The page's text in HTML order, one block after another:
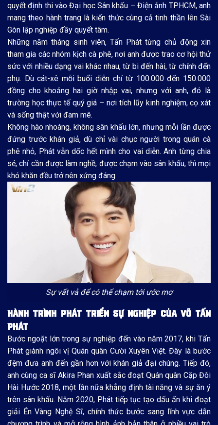
quyết định thi vào Đại học Sân khấu – Điện ảnh TP.HCM, anh
mang theo hành trang là kiến thức cùng cả tinh thần lên Sài
Gòn lập nghiệp đầy quyết tâm.
Những năm tháng sinh viên, Tấn Phát từng chủ động xin
tham gia các nhóm kịch cà phê, nơi anh được trao cơ hội thử
sức với nhiều dạng vai khác nhau, từ bi đến hài, từ chính đến
phụ. Dù cát-xê mỗi buổi diễn chỉ từ 100.000 đến 150.000
đồng cho khoảng hai giờ nhập vai, nhưng với anh, đó là
trường học thực tế quý giá – nơi tích lũy kinh nghiệm, cọ xát
và sống thật với đam mê.
Không hào nhoáng, không sân khấu lớn, nhưng mỗi lần được
đứng trước khán giả, dù chỉ vài chục người trong quán cà
phê nhỏ, Phát vẫn dốc hết mình cho vai diễn. Anh từng chia
sẻ, chỉ cần được làm nghề, được chạm vào sân khấu, thì mọi
khó khăn đều trở nên xứng đáng.
Sự vất vả để có thể chạm tới ước mơ
HÀNH TRÌNH PHÁT TRIỂN SỰ NGHIỆP CỦA VÕ TẤN
PHÁT
Bước ngoặt lớn trong sự nghiệp đến vào năm 2017, khi Tấn
Phát giành ngôi vị Quán quân Cười Xuyên Việt. Đây là bước
đệm đưa anh đến gần hơn với khán giả đại chúng. Tiếp đó,
anh cùng ca sĩ Akira Phan xuất sắc đoạt Quán quân Cặp Đôi
Hài Hước 2018, một lần nữa khẳng định tài năng và sự ăn ý
trên sân khấu. Năm 2020, Phát tiếp tục tạo dấu ấn khi đoạt
giải Én Vàng Nghệ Sĩ, chính thức bước sang lĩnh vực dẫn